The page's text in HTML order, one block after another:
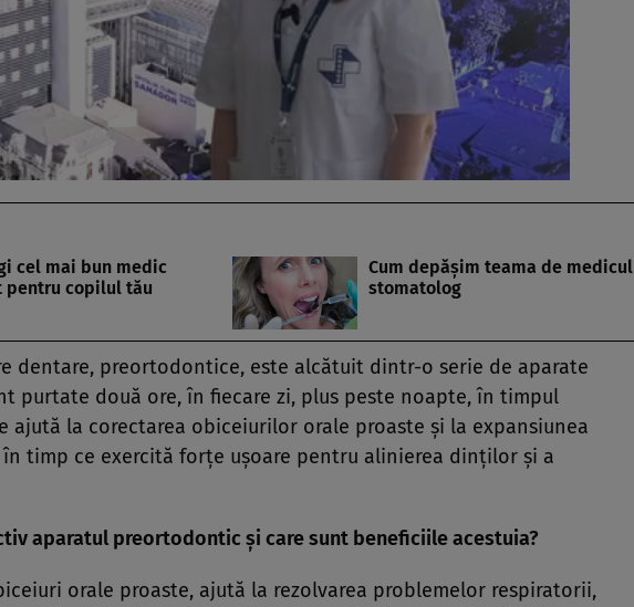
cel mai bun medic
pentru copilul tău
Cum depăşim teama de medicul
stomatolog
dentare, preortodontice, este alcătuit dintr-o serie de aparate
purtate două ore, în fiecare zi, plus peste noapte, în timpul
ajută la corectarea obiceiurilor orale proaste şi la expansiunea
timp ce exercită forţe uşoare pentru alinierea dinţilor şi a
aparatul preortodontic şi care sunt beneficiile acestuia?
orale proaste, ajută la rezolvarea problemelor respiratorii,